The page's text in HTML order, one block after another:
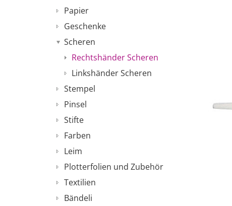
Papier
Geschenke
Scheren
Rechtshänder Scheren
Linkshänder Scheren
Stempel
Pinsel
Stifte
Farben
Leim
Plotterfolien und Zubehör
Textilien
Bändeli